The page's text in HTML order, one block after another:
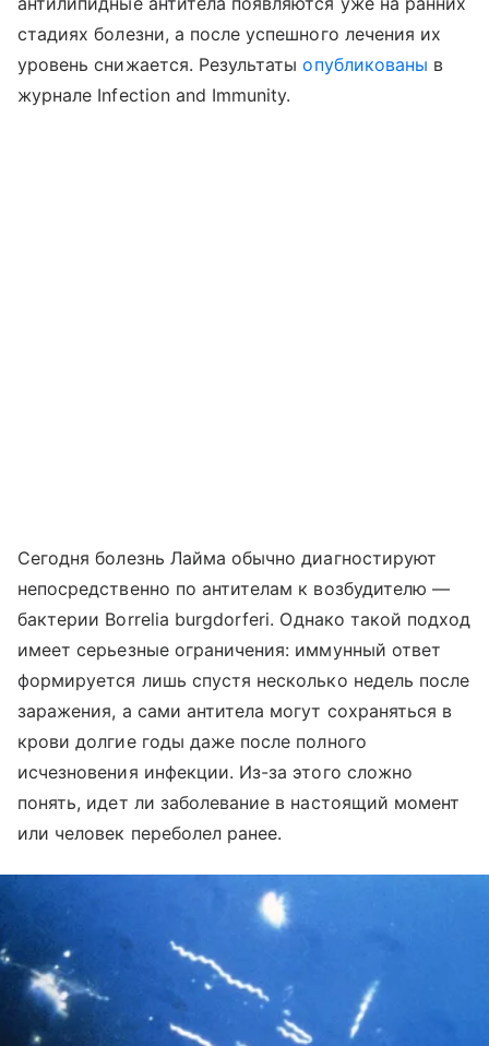
стадиях болезни, а после успешного лечения их
уровень снижается. Результатыопубликованы в
журнале Infection and Immunity.
Сегодня болезнь Лайма обычно диагностируют
непосредственно по антителам к возбудителю —
бактерии Borrelia burgdorferi. Однако такой подход
имеет серьезные ограничения: иммунный ответ
формируется лишь спустя несколько недель после
заражения, а сами антитела могут сохраняться в
крови долгие годы даже после полного
исчезновения инфекции. Из-за этого сложно
понять, идет ли заболевание в настоящий момент
или человек переболел ранее.